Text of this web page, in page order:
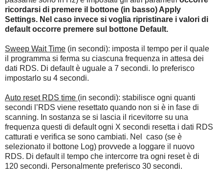
ricordarsi di premere il bottone (in basso) Apply
Settings. Nel caso invece si voglia ripristinare i valori di
default occorre premere sul bottone Default.
Sweep Wait Time (in secondi): imposta il tempo per il quale
il programma si ferma su ciascuna frequenza in attesa dei
dati RDS. Di default è uguale a 7 secondi. Io preferisco
impostarlo su 4 secondi.
Auto reset RDS time (in secondi): stabilisce ogni quanti
secondi l’RDS viene resettato quando non si è in fase di
scanning. In sostanza se si lascia il ricevitorre su una
frequenza questi di default ogni X secondi resetta i dati RDS
catturati e verifica se sono cambiati. Nel caso (se è
selezionato il bottone Log) provvede a loggare il nuovo
RDS. Di default il tempo che intercorre tra ogni reset è di
120 secondi. Personalmente preferisco 30 secondi.